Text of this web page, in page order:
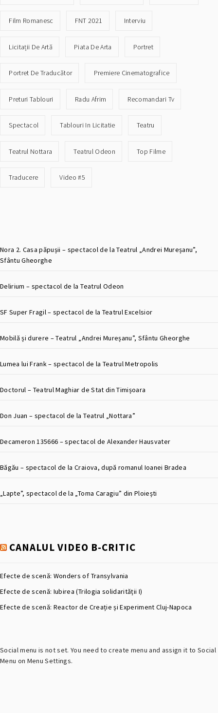
Film Romanesc FNT 2021 Interviu
Licitații De Artă Piata De Arta Portret
Portret De Traducător Premiere Cinematografice
Preturi Tablouri Radu Afrim Recomandari Tv
Spectacol Tablouri In Licitatie Teatru
Teatrul Nottara Teatrul Odeon Top Filme
Traducere Video #5
Nora 2. Casa păpușii – spectacol de la Teatrul „Andrei Mureșanu”,
Sfântu Gheorghe
Delirium – spectacol de la Teatrul Odeon
SF Super Fragil – spectacol de la Teatrul Excelsior
Mobilă și durere – Teatrul „Andrei Mureșanu”, Sfântu Gheorghe
Lumea lui Frank – spectacol de la Teatrul Metropolis
Doctorul – Teatrul Maghiar de Stat din Timișoara
Don Juan – spectacol de la Teatrul „Nottara”
Decameron 135666 – spectacol de Alexander Hausvater
Băgău – spectacol de la Craiova, după romanul Ioanei Bradea
„Lapte”, spectacol de la „Toma Caragiu” din Ploiești
CANALUL VIDEO B-CRITIC
Efecte de scenă: Wonders of Transylvania
Efecte de scenă: Iubirea (Trilogia solidarității I)
Efecte de scenă: Reactor de Creație și Experiment Cluj-Napoca
Social menu is not set. You need to create menu and assign it to Social
Menu on Menu Settings.